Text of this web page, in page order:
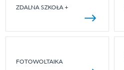
ZDALNA SZKOŁA +
FOTOWOLTAIKA